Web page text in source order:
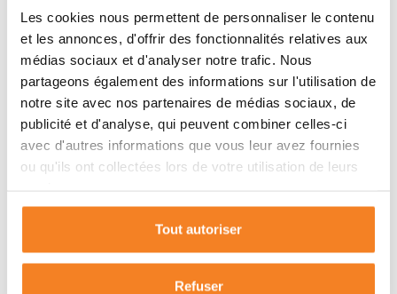
Les cookies nous permettent de personnaliser le contenu
et les annonces, d'offrir des fonctionnalités relatives aux
médias sociaux et d'analyser notre trafic. Nous
partageons également des informations sur l'utilisation de
notre site avec nos partenaires de médias sociaux, de
publicité et d'analyse, qui peuvent combiner celles-ci
avec d'autres informations que vous leur avez fournies
ou qu'ils ont collectées lors de votre utilisation de leurs
Tout autoriser
Refuser
Cave
Piscine
Parking
-
-
-
LIEU